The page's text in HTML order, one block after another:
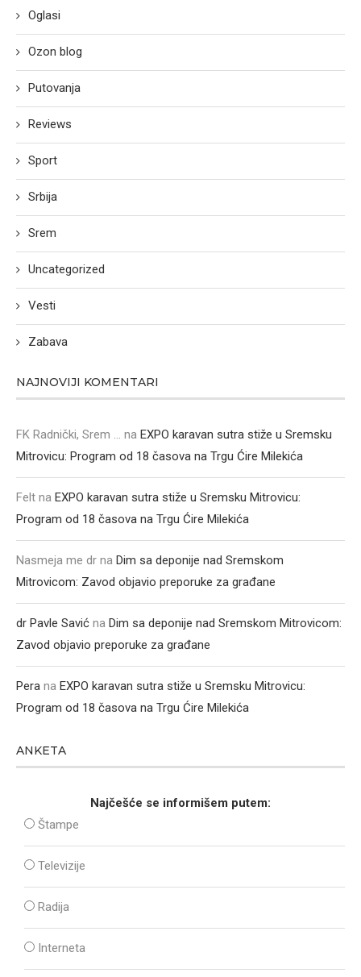
Oglasi
Ozon blog
Putovanja
Reviews
Sport
Srbija
Srem
Uncategorized
Vesti
Zabava
NAJNOVIJI KOMENTARI
FK Radnički, Srem ... na EXPO karavan sutra stiže u Sremsku
Mitrovicu: Program od 18 časova na Trgu Ćire Milekića
Felt na EXPO karavan sutra stiže u Sremsku Mitrovicu:
Program od 18 časova na Trgu Ćire Milekića
Nasmeja me dr na Dim sa deponije nad Sremskom
Mitrovicom: Zavod objavio preporuke za građane
dr Pavle Savić na Dim sa deponije nad Sremskom Mitrovicom:
Zavod objavio preporuke za građane
Pera na EXPO karavan sutra stiže u Sremsku Mitrovicu:
Program od 18 časova na Trgu Ćire Milekića
ANKETA
Najčešće se informišem putem:
Štampe
Televizije
Radija
Interneta